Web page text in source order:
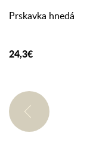
Prskavka hnedá
24,3€